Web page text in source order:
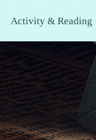
Activity & Reading